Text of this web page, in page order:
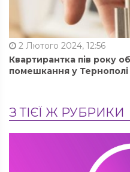
2 Лютого 2024, 12:56
Квартирантка пів року
помешкання у Тернополі
З ТІЄЇ Ж РУБРИКИ